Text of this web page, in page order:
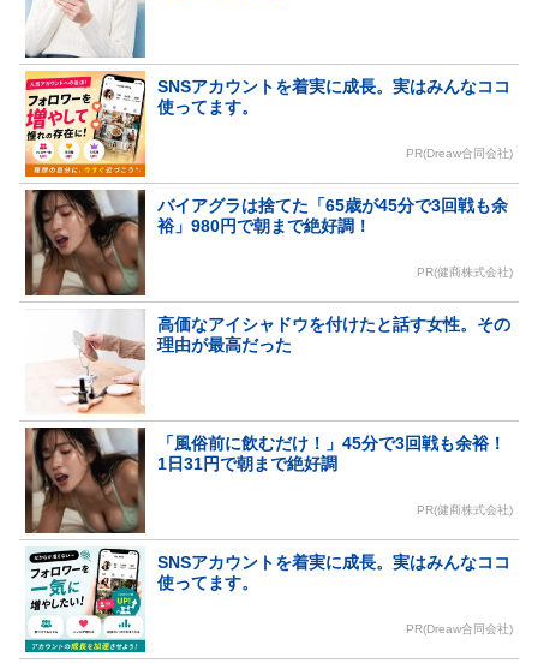
SNSアカウントを着実に成長。実はみんなココ
使ってます。
PR(Dreaw合同会社)
バイアグラは捨てた「65歳が45分で3回戦も余
裕」980円で朝まで絶好調！
PR(健商株式会社)
高価なアイシャドウを付けたと話す女性。その
理由が最高だった
「風俗前に飲むだけ！」45分で3回戦も余裕！
1日31円で朝まで絶好調
PR(健商株式会社)
SNSアカウントを着実に成長。実はみんなココ
使ってます。
PR(Dreaw合同会社)